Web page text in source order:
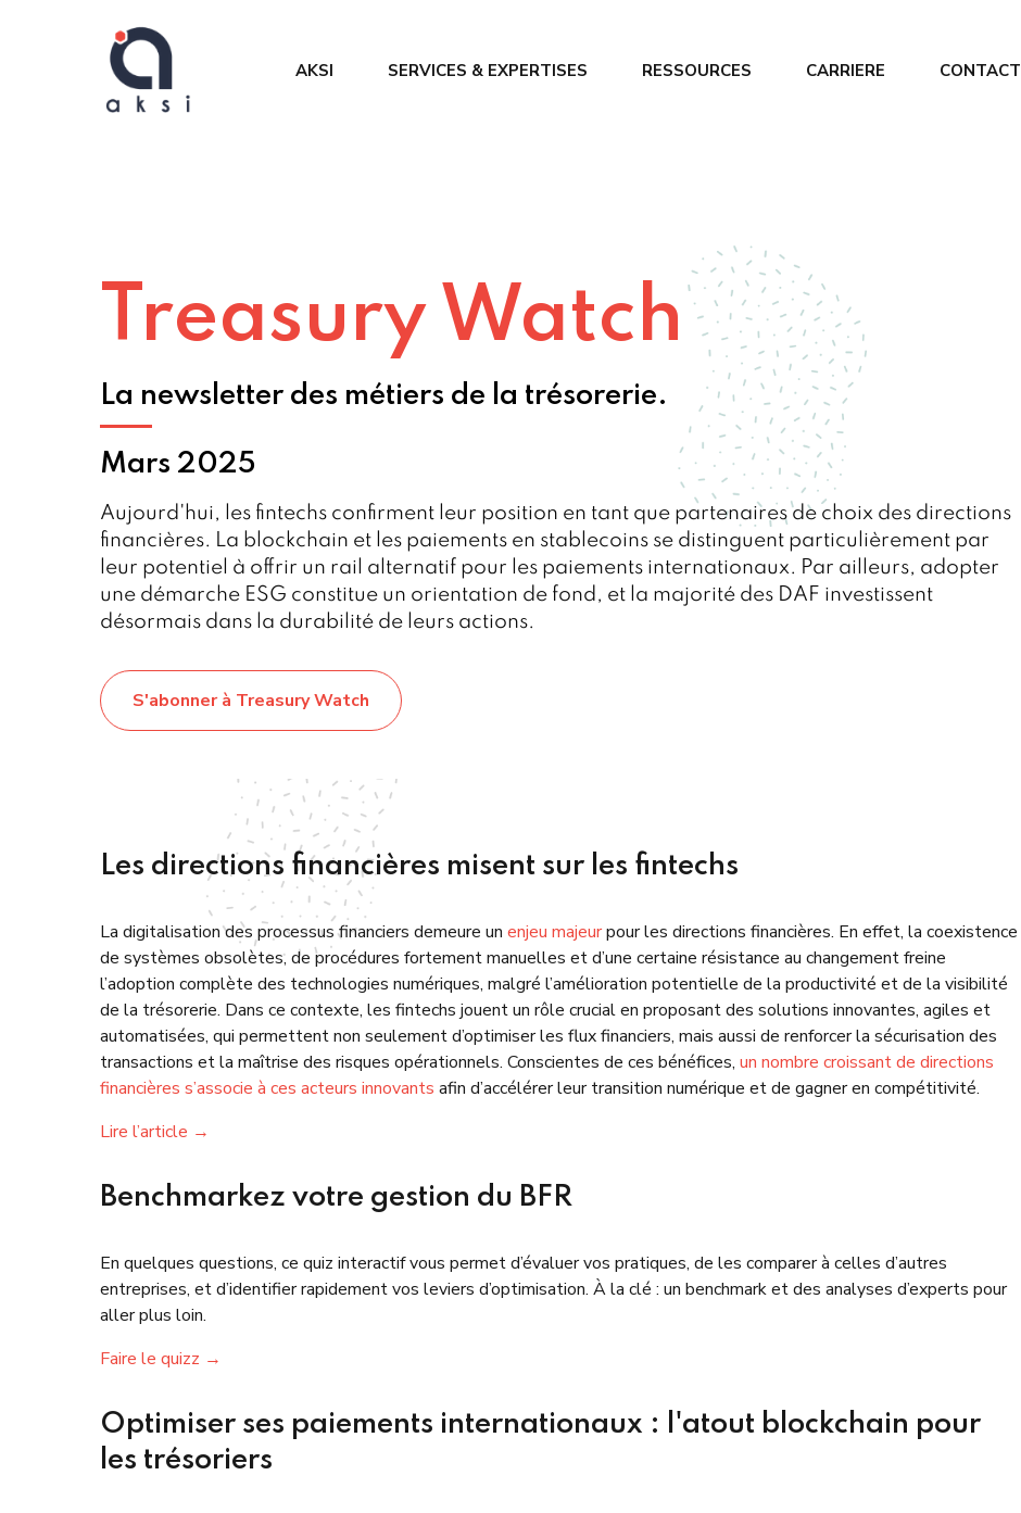
AKSI SERVICES & EXPERTISES
Gestion de projet
RESSOURCES CARRIERE CONTACT
Treasury Watch
La newsletter des métiers de la trésorerie.
Mars 2025
Aujourd'hui, les fintechs confirment leur position en tant que partenaires de choix des directions
financières. La blockchain et les paiements en stablecoins se distinguent particulièrement par
leur potentiel à offrir un rail alternatif pour les paiements internationaux. Par ailleurs, adopter
une démarche ESG constitue un orientation de fond, et la majorité des DAF investissent
désormais dans la durabilité de leurs actions.
S'abonner à Treasury Watch
Les directions financières misent sur les fintechs
La digitalisation des processus financiers demeure un enjeu majeurpour les directions financières. En effet, la coexistence
de systèmes obsolètes, de procédures fortement manuelles et d’une certaine résistance au changement freine
l’adoption complète des technologies numériques, malgré l’amélioration potentielle de la productivité et de la visibilité
de la trésorerie. Dans ce contexte, les fintechs jouent un rôle crucial en proposant des solutions innovantes, agiles et
automatisées, qui permettent non seulement d’optimiser les flux financiers, mais aussi de renforcer la sécurisation des
transactions et la maîtrise des risques opérationnels. Conscientes de ces bénéfices, un nombre croissant de directions
financières s’associe à ces acteurs innovants afin d’accélérer leur transition numérique et de gagner en compétitivité.
Lire l’article →
Benchmarkez votre gestion du BFR
En quelques questions, ce quiz interactif vous permet d’évaluer vos pratiques, de les comparer à celles d’autres
entreprises, et d’identifier rapidement vos leviers d’optimisation. À la clé : un benchmark et des analyses d’experts pour
aller plus loin.
Faire le quizz →
Optimiser ses paiements internationaux : l'atout blockchain pour
les trésoriers